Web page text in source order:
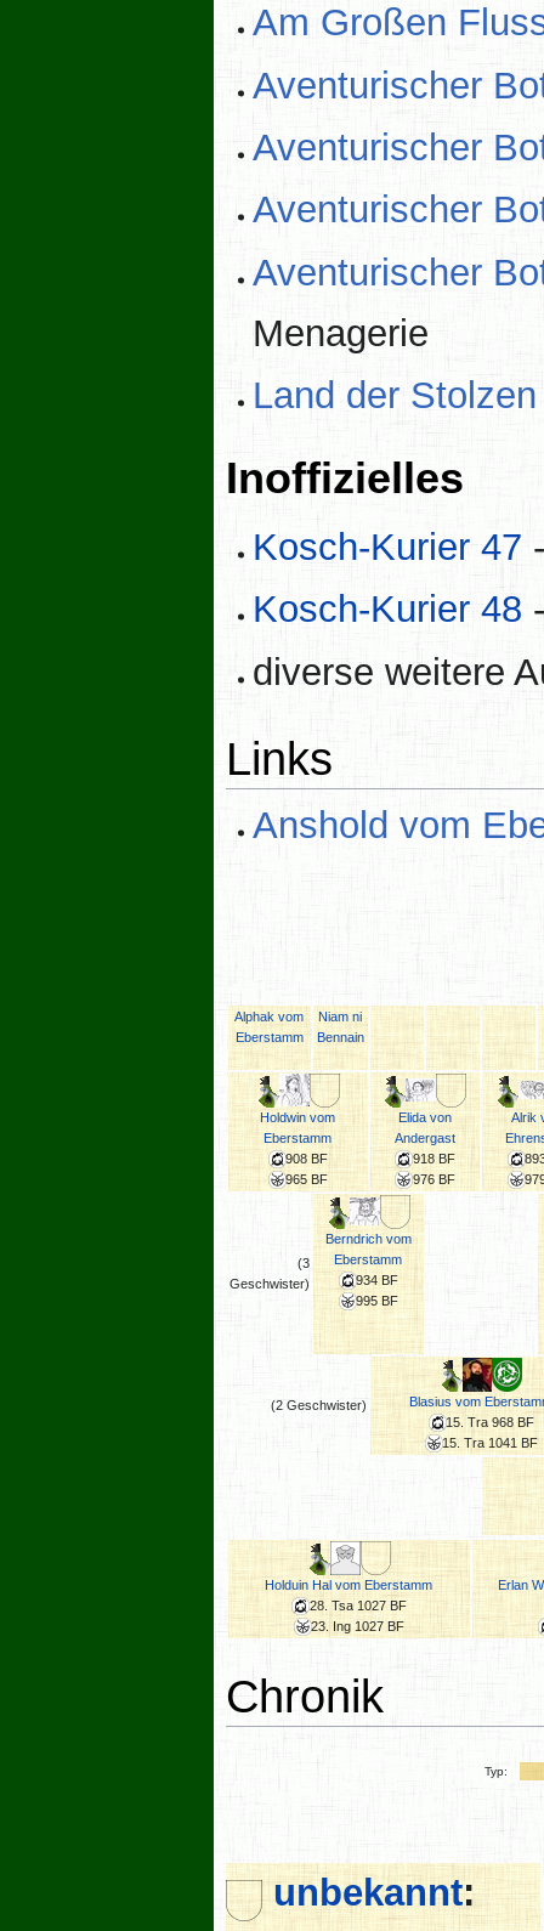
Am Großen
Aventurischer
Aventurischer
Aventurischer
Aventurischer
Menagerie
Land der
Inoffizielles
Kosch-Kurier 47
Kosch-Kurier 48
diverse weitere
Links
Anshold vom
Alphak vom
Eberstamm
Niam ni
Bennain
Holdwin vom
Eberstamm
908 BF
965 BF
Elida von
Andergast
918 BF
976 BF
Alrik
(3
Geschwister)
Berndrich vom
Eberstamm
934 BF
995 BF
(2 Geschwister)
Blasius vom
15. Tra 968 BF
15. Tra 1041 BF
Holduin Hal vom Eberstamm
28. Tsa 1027 BF
23. Ing 1027 BF
Erlan
Chronik
Typ:
unbekannt: